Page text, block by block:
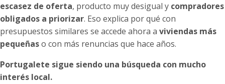
escasez de oferta, producto muy desigual y compradores
obligados a priorizar. Eso explica por qué con
presupuestos similares se accede ahora a viviendas más
pequeñaso con más renuncias que hace años.
Portugalete sigue siendo una búsqueda con mucho
interés local.